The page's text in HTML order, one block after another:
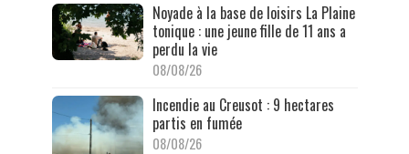
Noyade à la base de loisirs La Plaine
tonique : une jeune fille de 11 ans a
perdu la vie
08/08/26
Incendie au Creusot : 9 hectares
partis en fumée
08/08/26